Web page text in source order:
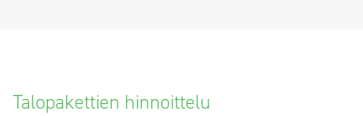
Talopakettien hinnoittelu